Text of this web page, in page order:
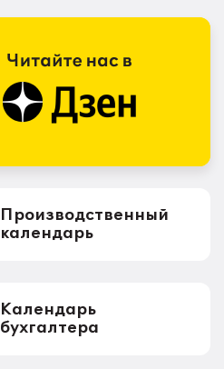
Производственный
календарь
Календарь
бухгалтера